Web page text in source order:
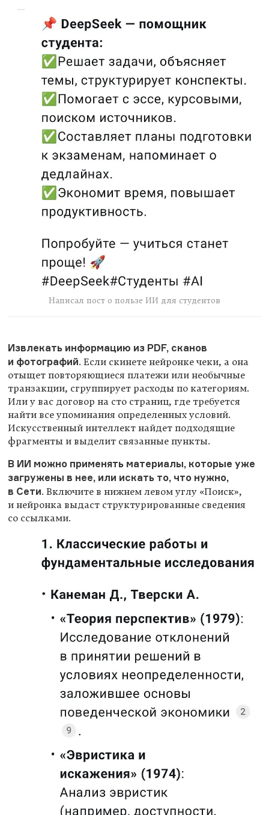
Написал пост о пользе ИИ для студентов
Извлекать информацию из PDF, сканов
и фотографий. Если скинете нейронке чеки, а она
отыщет повторяющиеся платежи или необычные
транзакции, сгруппирует расходы по категориям.
Или у вас договор на сто страниц, где требуется
найти все упоминания определенных условий.
Искусственный интеллект найдет подходящие
фрагменты и выделит связанные пункты.
В ИИ можно применять материалы, которые уже
загружены в нее, или искать то, что нужно,
в Сети. Включите в нижнем левом углу «Поиск»,
и нейронка выдаст структурированные сведения
со ссылками.